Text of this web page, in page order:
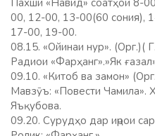
Пахши «Навид» соатҳои 8-
00, 12-00, 13-00(60 сония),
17-00, 19-00.
08.15. «Ойинаи нур». (Орг.)(
Радиои «Фарҳанг».»Як
09.10. «Китоб ва замон»
Мавзӯъ: «Повести Чамила».
Яъқубова.
09.20. Сурудҳо дар иҷрои